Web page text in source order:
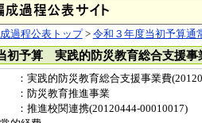
過程公表トップ> 令和３年度当初予算通
初予算 実践的防災教育総合支援事
：実践的防災教育総合支援事業費
：防災教育推進事業
：推進校関連携(20120444-00010017)